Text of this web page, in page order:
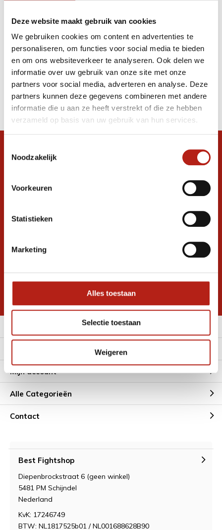
Deze website maakt gebruik van cookies
We gebruiken cookies om content en advertenties te
personaliseren, om functies voor social media te bieden
en om ons websiteverkeer te analyseren. Ook delen we
informatie over uw gebruik van onze site met onze
partners voor social media, adverteren en analyse. Deze
partners kunnen deze gegevens combineren met andere
informatie die u aan ze heeft verstrekt of die ze hebben
verzameld op basis van uw gebruik van hun services.
Noodzakelijk
Voorkeuren
Statistieken
Marketing
Alles toestaan
Selectie toestaan
Weigeren
Apply filters Karate pakken
Producten
Filter
Ontvang de nieuwste aanbiedingen en
promoties
Inschrijven voor
korting
* Lees hier de wettelijke beperkingen
Mijn account
Alle Categorieën
Contact
Best Fightshop
Diepenbrockstraat 6 (geen winkel)
5481 PM Schijndel
Nederland
KvK: 17246749
BTW: NL1817525b01 / NL001688628B90